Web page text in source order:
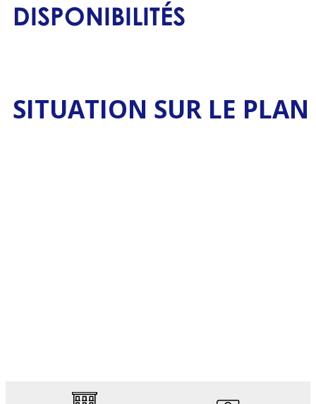
DISPONIBILITÉS
SITUATION SUR LE PLAN